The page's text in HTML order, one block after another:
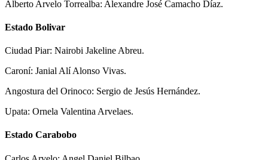
Alberto Arvelo Torrealba: Alexandre José Camacho Díaz.
Estado Bolivar
Ciudad Piar: Nairobi Jakeline Abreu.
Caroní: Janial Alí Alonso Vivas.
Angostura del Orinoco: Sergio de Jesús Hernández.
Upata: Ornela Valentina Arvelaes.
Estado Carabobo